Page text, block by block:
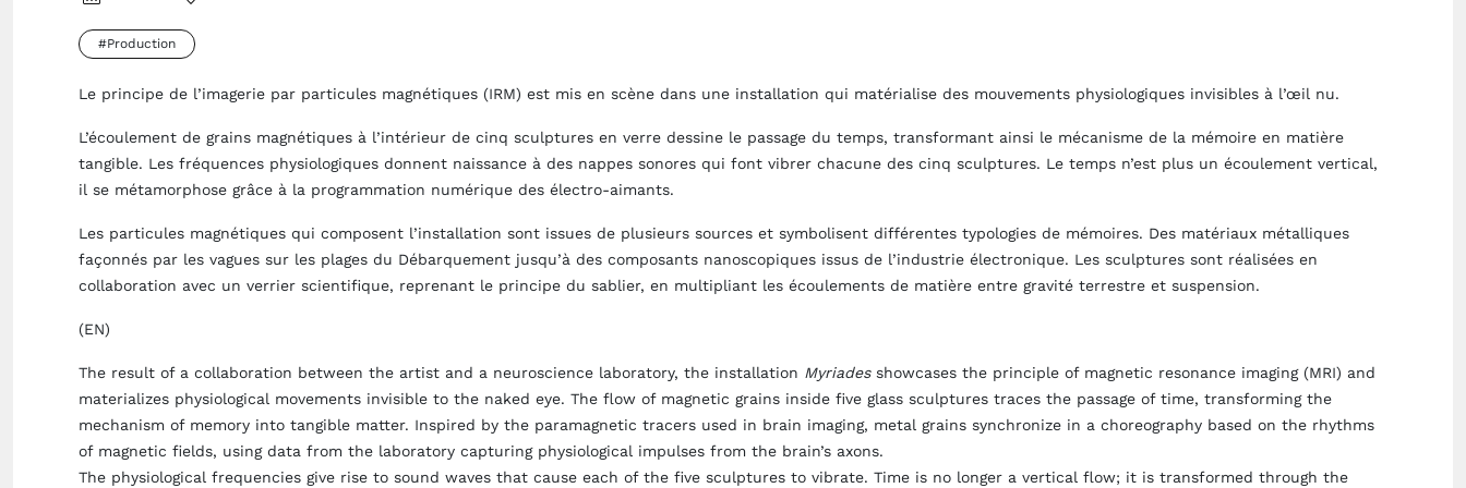
#Production
Le principe de l’imagerie par particules magnétiques (IRM) est mis en scène dans une installation qui matérialise des mouvements physiologiques invisibles à l’œil nu.
L’écoulement de grains magnétiques à l’intérieur de cinq sculptures en verre dessine le passage du temps, transformant ainsi le mécanisme de la mémoire en matière
tangible. Les fréquences physiologiques donnent naissance à des nappes sonores qui font vibrer chacune des cinq sculptures. Le temps n’est plus un écoulement vertical,
il se métamorphose grâce à la programmation numérique des électro-aimants.
Les particules magnétiques qui composent l’installation sont issues de plusieurs sources et symbolisent différentes typologies de mémoires. Des matériaux métalliques
façonnés par les vagues sur les plages du Débarquement jusqu’à des composants nanoscopiques issus de l’industrie électronique. Les sculptures sont réalisées en
collaboration avec un verrier scientifique, reprenant le principe du sablier, en multipliant les écoulements de matière entre gravité terrestre et suspension.
(EN)
The result of a collaboration between the artist and a neuroscience laboratory, the installation Myriadesshowcases the principle of magnetic resonance imaging (MRI) and
materializes physiological movements invisible to the naked eye. The flow of magnetic grains inside five glass sculptures traces the passage of time, transforming the
mechanism of memory into tangible matter. Inspired by the paramagnetic tracers used in brain imaging, metal grains synchronize in a choreography based on the rhythms
of magnetic fields, using data from the laboratory capturing physiological impulses from the brain’s axons.
The physiological frequencies give rise to sound waves that cause each of the five sculptures to vibrate. Time is no longer a vertical flow; it is transformed through the